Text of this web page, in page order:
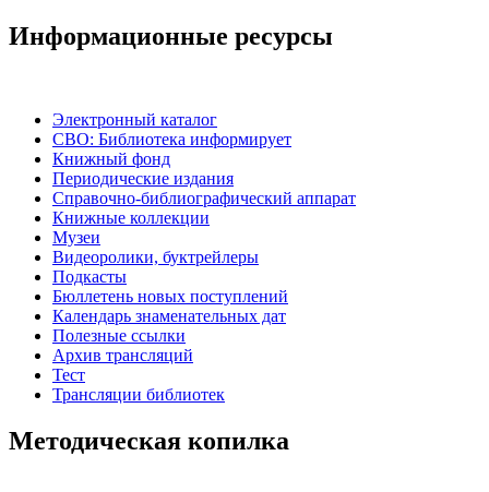
Информационные ресурсы
Электронный каталог
СВО: Библиотека информирует
Книжный фонд
Периодические издания
Справочно-библиографический аппарат
Книжные коллекции
Музеи
Видеоролики, буктрейлеры
Подкасты
Бюллетень новых поступлений
Календарь знаменательных дат
Полезные ссылки
Архив трансляций
Тест
Трансляции библиотек
Методическая копилка